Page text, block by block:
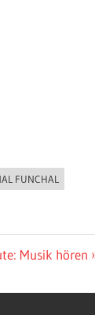
FUNCHAL
Musik hören